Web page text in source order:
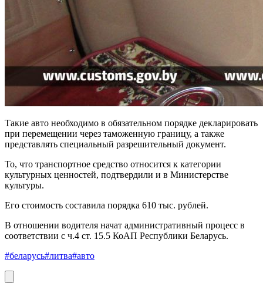
Такие авто необходимо в обязательном порядке декларировать
при перемещении через таможенную границу, а также
представлять специальный разрешительный документ.
То, что транспортное средство относится к категории
культурных ценностей, подтвердили и в Министерстве
культуры.
Его стоимость составила порядка 610 тыс. рублей.
В отношении водителя начат административный процесс в
соответствии с ч.4 ст. 15.5 КоАП Республики Беларусь.
#беларусь#литва#авто